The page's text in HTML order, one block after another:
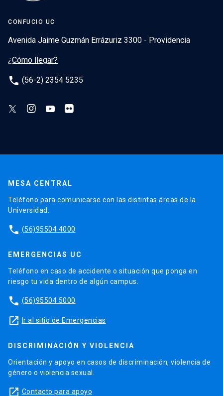
CONFUCIO UC
Avenida Jaime Guzmán Errázuriz 3300 - Providencia
¿Cómo llegar?
phone (56-2) 2354 5235
MESA CENTRAL
Teléfono para comunicarse con las distintas áreas de la
Universidad.
phone (56)95504 4000
EMERGENCIAS UC
Teléfono en caso de accidente o situación que ponga en
riesgo tu vida dentro de algún campus.
phone (56)95504 5000
launch Ir al sitio de Emergencias
DISCRIMINACIÓN Y VIOLENCIA
Orientación y apoyo en casos de discriminación, violencia de
género o violencia sexual.
launch Contacto para apoyo